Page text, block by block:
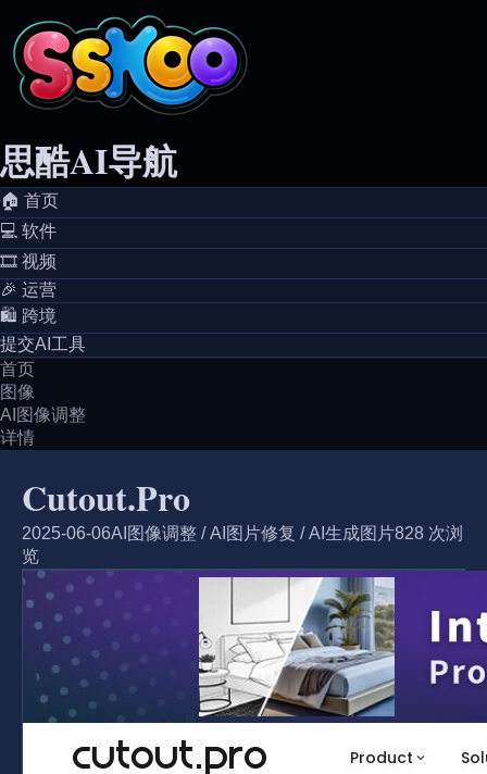
思酷AI导航
🏠️ 首页
💻️ 软件
🎞️ 视频
🎉 运营
🛍️ 跨境
提交AI工具
首页
图像
AI图像调整
详情
Cutout.Pro
2025-06-06AI图像调整 /AI图片修复 /AI生成图片828 次浏
览